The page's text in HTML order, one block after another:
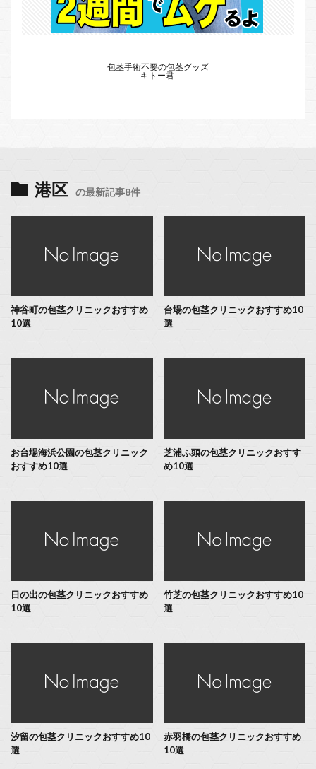
包茎手術不要の包茎グッズ
キトー君
港区 の最新記事8件
神谷町の包茎クリニックおすすめ
10選
台場の包茎クリニックおすすめ10
選
お台場海浜公園の包茎クリニック
おすすめ10選
芝浦ふ頭の包茎クリニックおすす
め10選
日の出の包茎クリニックおすすめ
10選
竹芝の包茎クリニックおすすめ10
選
汐留の包茎クリニックおすすめ10
選
赤羽橋の包茎クリニックおすすめ
10選